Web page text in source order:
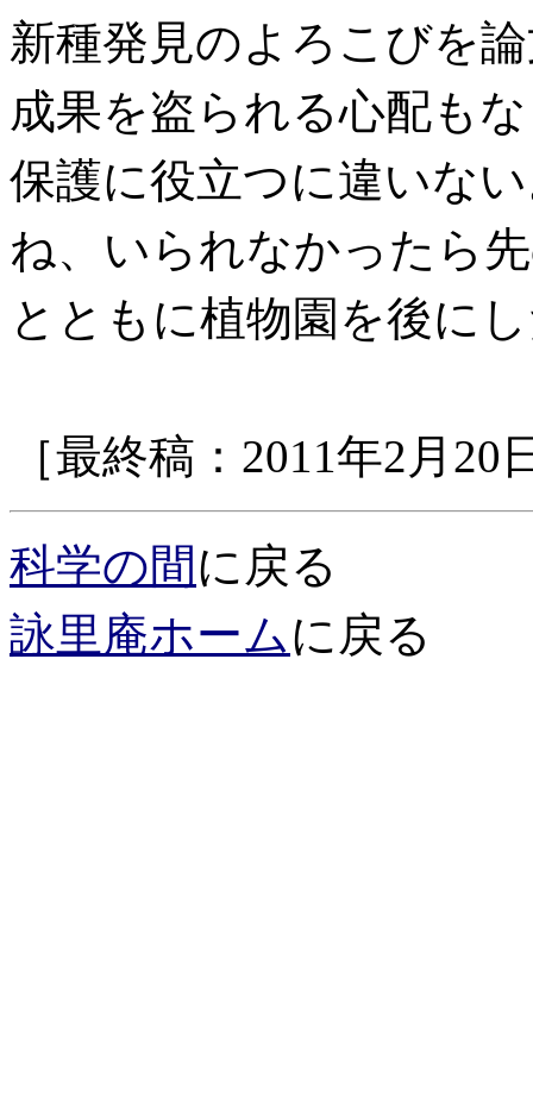
新種発見のよろこびを
成果を盗られる心配も
保護に役立つに違いな
ね、いられなかったら
とともに植物園を後に
［最終稿：2011年2月20
科学の間に戻る
詠里庵ホームに戻る